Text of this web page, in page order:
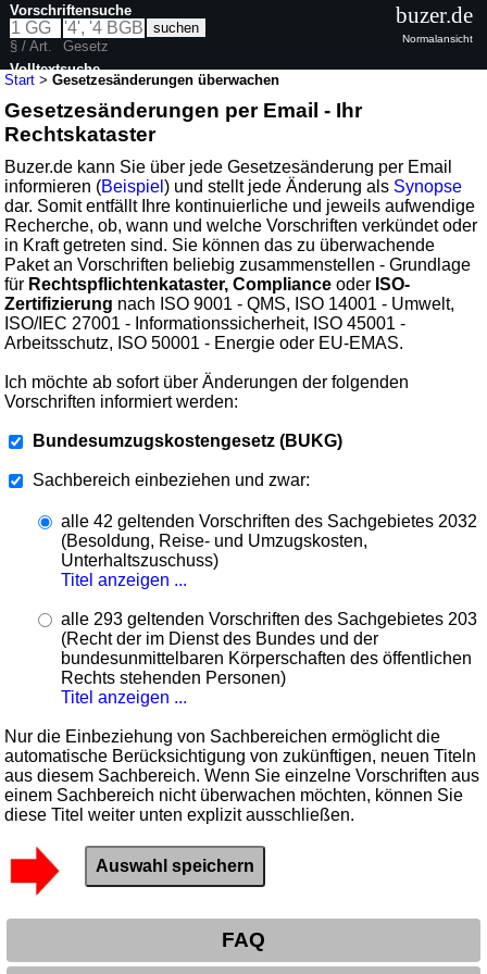
Start >Gesetzesänderungen überwachen
Gesetzesänderungen per Email - Ihr
Rechtskataster
Buzer.de kann Sie über jede Gesetzesänderung per Email
informieren (Beispiel) und stellt jede Änderung als Synopse
dar. Somit entfällt Ihre kontinuierliche und jeweils aufwendige
Recherche, ob, wann und welche Vorschriften verkündet oder
in Kraft getreten sind. Sie können das zu überwachende
Paket an Vorschriften beliebig zusammenstellen - Grundlage
für Rechtspflichtenkataster, Compliance oder ISO-
Zertifizierung nach ISO 9001 - QMS, ISO 14001 - Umwelt,
ISO/IEC 27001 - Informationssicherheit, ISO 45001 -
Arbeitsschutz, ISO 50001 - Energie oder EU-EMAS.
Ich möchte ab sofort über Änderungen der folgenden
Vorschriften informiert werden:
Bundesumzugskostengesetz (BUKG)
Sachbereich einbeziehen und zwar:
alle 42 geltenden Vorschriften des Sachgebietes 2032
(Besoldung, Reise- und Umzugskosten,
Unterhaltszuschuss)
Titel anzeigen ...
alle 293 geltenden Vorschriften des Sachgebietes 203
(Recht der im Dienst des Bundes und der
bundesunmittelbaren Körperschaften des öffentlichen
Rechts stehenden Personen)
Titel anzeigen ...
Nur die Einbeziehung von Sachbereichen ermöglicht die
automatische Berücksichtigung von zukünftigen, neuen Titeln
aus diesem Sachbereich. Wenn Sie einzelne Vorschriften aus
einem Sachbereich nicht überwachen möchten, können Sie
diese Titel weiter unten explizit ausschließen.
FAQ
Vorschriftensuche
§ / Art.
Gesetz
Volltextsuche
buzer.de
Normalansicht